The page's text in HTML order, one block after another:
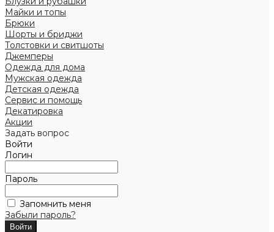
Майки и топы
Брюки
Шорты и бриджи
Толстовки и свитшоты
Джемперы
Одежда для дома
Мужская одежда
Детская одежда
Сервис и помощь
Декатировка
Акции
Задать вопрос
Войти
Логин
Пароль
Запомнить меня
Забыли пароль?